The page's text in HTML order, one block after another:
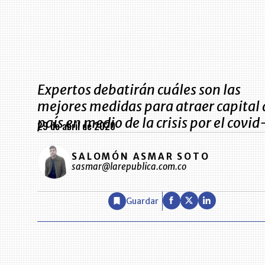
Expertos debatirán cuáles son las
mejores medidas para atraer capital
país en medio de la crisis por el
29 de abril de 2020
SALOMÓN ASMAR SOTO
sasmar@larepublica.com.co
Guardar